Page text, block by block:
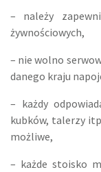
– należy
żywnościowych,
– nie wolno
danego kraju
– każdy
kubków, talerzy
możliwe,
– każde stoisko